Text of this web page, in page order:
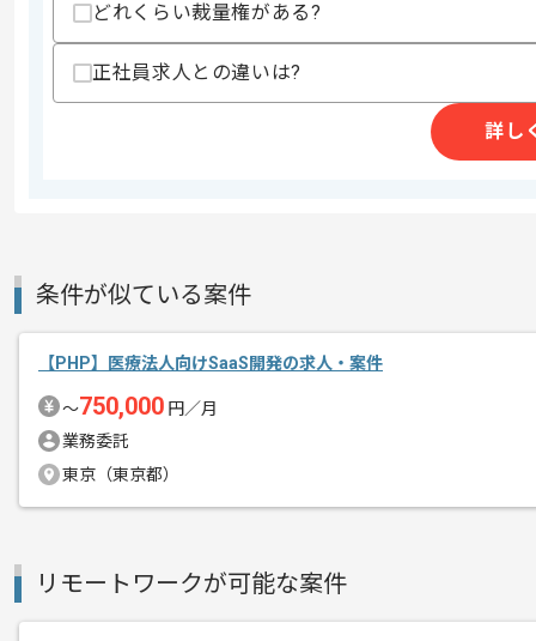
商談回数
1回
エージェントからのコ
少人数チームでの開発となるため、
自ら推進力をもってプロジェクトを進め
どれくらい裁量権がある?
正社員求人との違いは?
詳し
条件が似ている案件
【PHP】医療法人向けSaaS開発の求人・案件
〜750,000 円／月
業務委託
東京（東京都）
リモートワークが可能な案件